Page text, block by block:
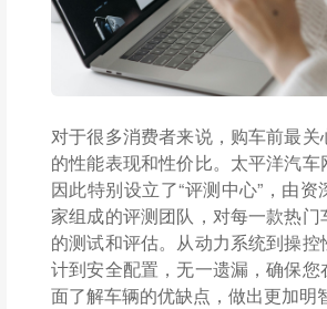
对于很多消费者来说，购车前最关
的性能表现和性价比。太平洋汽车
因此特别设立了“评测中心”，由
家组成的评测团队，对每一款热门
的测试和评估。从动力系统到操控
计到安全配置，无一遗漏，确保您
面了解车辆的优缺点，做出更加明